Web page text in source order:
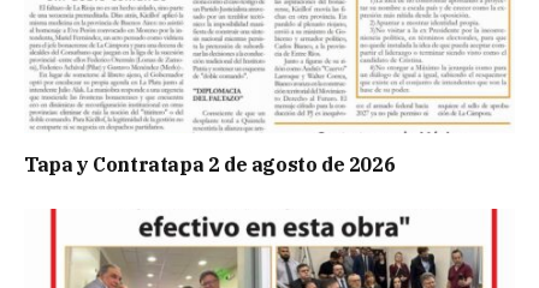
Tapa y Contratapa 2 de agosto de 2026